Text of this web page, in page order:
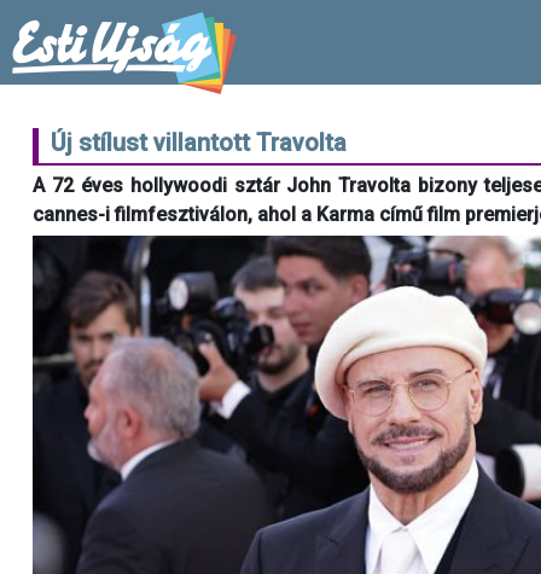
Új stílust villantott Travolta
A 72 éves hollywoodi sztár John Travolta bizony
cannes-i filmfesztiválon, ahol a Karma című film